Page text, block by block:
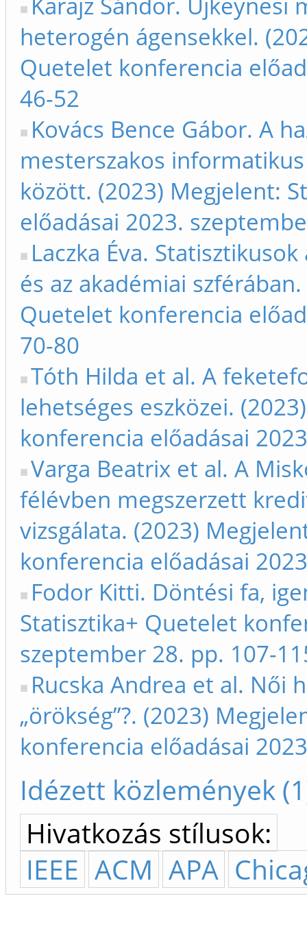
heterogén ágensekkel.
Quetelet konferencia
46-52
Kovács Bence Gábor. A
mesterszakos
között. (2023) Megjelent:
előadásai 2023.
Laczka Éva.
és az akadémiai
Quetelet konferencia
70-80
Tóth Hilda et al. A
lehetséges eszközei.
konferencia előadásai
Varga Beatrix et al. A
félévben megszerzett
vizsgálata. (2023)
konferencia előadásai
Fodor Kitti. Döntési fa,
Statisztika+ Quetelet
szeptember 28. pp. 107-
Rucska Andrea et al. Női
„örökség”?. (2023)
konferencia előadásai
Idézett közlemények
Hivatkozás stílusok:
IEEE ACM APA